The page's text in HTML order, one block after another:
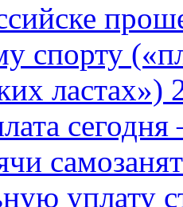
спорту
ластах»)
уплату